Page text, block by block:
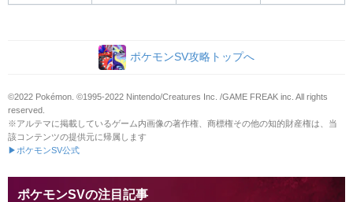
ポケモンSV攻略トップへ
©2022 Pokémon. ©1995-2022 Nintendo/Creatures Inc. /GAME FREAK inc. All rights
reserved.
※アルテマに掲載しているゲーム内画像の著作権、商標権その他の知的財産権は、当
該コンテンツの提供元に帰属します
▶ポケモンSV公式
ポケモンSVの注目記事